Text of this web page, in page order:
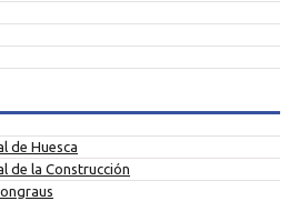
de Huesca
de la Construcción